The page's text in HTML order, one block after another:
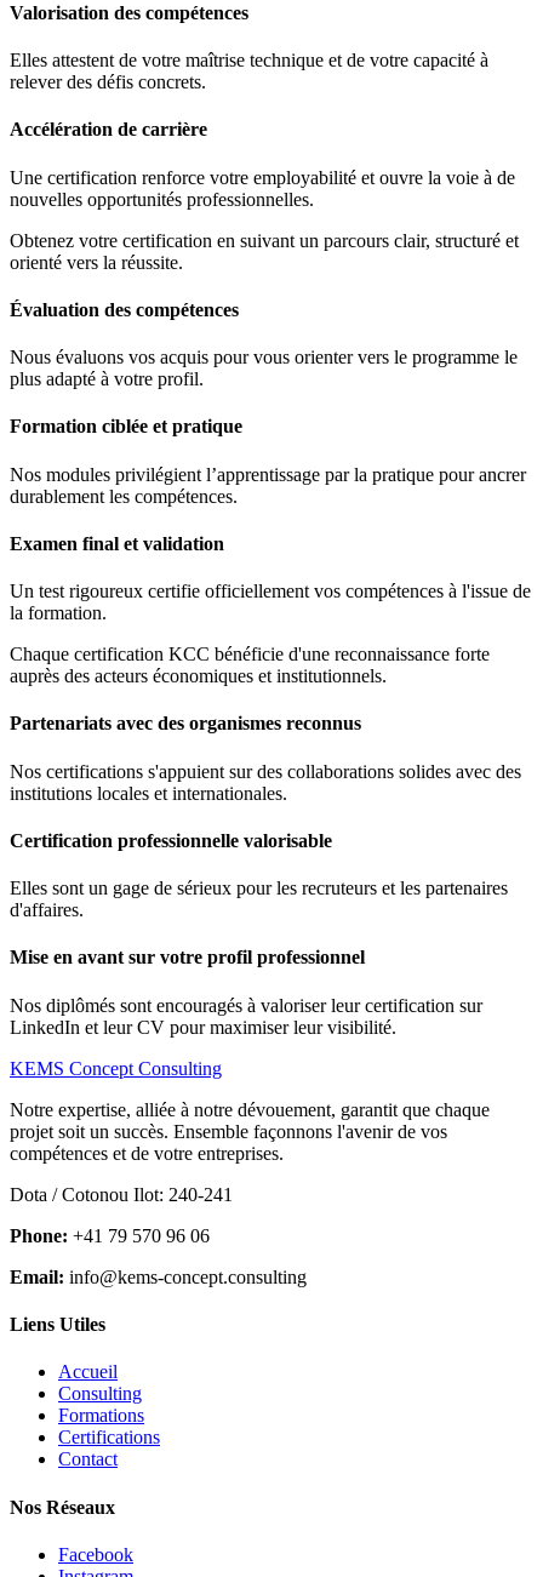
Valorisation des compétences
Elles attestent de votre maîtrise technique et de votre capacité à
relever des défis concrets.
Accélération de carrière
Une certification renforce votre employabilité et ouvre la voie à de
nouvelles opportunités professionnelles.
Obtenez votre certification en suivant un parcours clair, structuré et
orienté vers la réussite.
Évaluation des compétences
Nous évaluons vos acquis pour vous orienter vers le programme le
plus adapté à votre profil.
Formation ciblée et pratique
Nos modules privilégient l’apprentissage par la pratique pour ancrer
durablement les compétences.
Examen final et validation
Un test rigoureux certifie officiellement vos compétences à l'issue de
la formation.
Chaque certification KCC bénéficie d'une reconnaissance forte
auprès des acteurs économiques et institutionnels.
Partenariats avec des organismes reconnus
Nos certifications s'appuient sur des collaborations solides avec des
institutions locales et internationales.
Certification professionnelle valorisable
Elles sont un gage de sérieux pour les recruteurs et les partenaires
d'affaires.
Mise en avant sur votre profil professionnel
Nos diplômés sont encouragés à valoriser leur certification sur
LinkedIn et leur CV pour maximiser leur visibilité.
KEMS Concept Consulting
Notre expertise, alliée à notre dévouement, garantit que chaque
projet soit un succès. Ensemble façonnons l'avenir de vos
compétences et de votre entreprises.
Dota / Cotonou Ilot: 240-241
Phone: +41 79 570 96 06
Email: info@kems-concept.consulting
Liens Utiles
Accueil
Consulting
Formations
Certifications
Contact
Nos Réseaux
Facebook